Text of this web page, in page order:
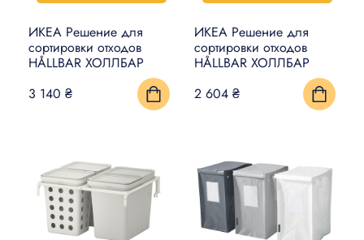
ИКЕА Решение для
сортировки отходов
HÅLLBAR ХОЛЛБАР
3 140 ₴
ИКЕА Решение для
сортировки отходов
HÅLLBAR ХОЛЛБАР
2 604 ₴